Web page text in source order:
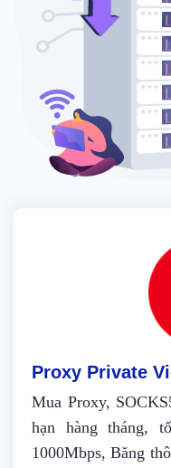
Proxy Private
Mua Proxy,
hạn hàng tháng,
1000Mbps, Băng